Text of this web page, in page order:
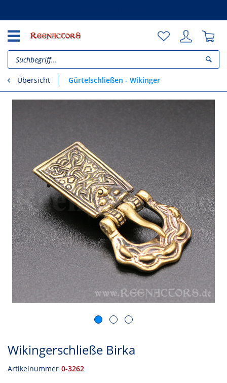
Übersicht Gürtelschließen - Wikinger
Wikingerschließe Birka
Artikelnummer 0-3262